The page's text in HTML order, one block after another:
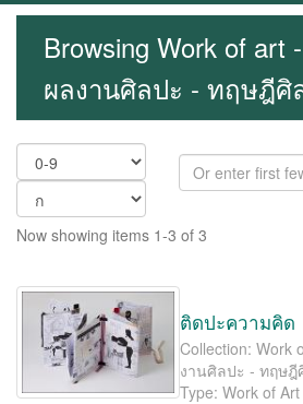
Browsing Work of art
ผลงานศิลปะ - ทฤษฎีศิ
Now showing items 1-3 of 3
ติดปะความคิด
Collection: Work
งานศิลปะ - ทฤษฎี
Type: Work of Art